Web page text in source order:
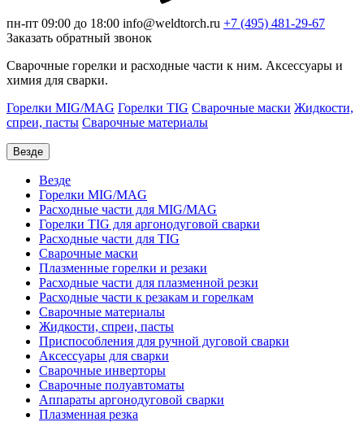
пн-пт 09:00 до 18:00 info@weldtorch.ru +7 (495) 481-29-67
Заказать обратный звонок
Сварочные горелки и расходные части к ним. Аксессуары и
химия для сварки.
Горелки MIG/MAG Горелки TIG Сварочные маски Жидкости,
спреи, пасты Сварочные материалы
Везде
Везде
Горелки MIG/MAG
Расходные части для MIG/MAG
Горелки TIG для аргонодуговой сварки
Расходные части для TIG
Сварочные маски
Плазменные горелки и резаки
Расходные части для плазменной резки
Расходные части к резакам и горелкам
Сварочные материалы
Жидкости, спреи, пасты
Приспособления для ручной дуговой сварки
Аксессуары для сварки
Сварочные инверторы
Сварочные полуавтоматы
Аппараты аргонодуговой сварки
Плазменная резка